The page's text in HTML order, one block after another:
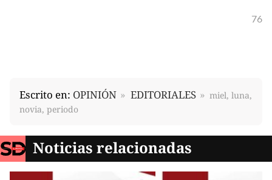
76
Escrito en: OPINIÓN EDITORIALES
miel, luna,
novia, periodo
Noticias relacionadas